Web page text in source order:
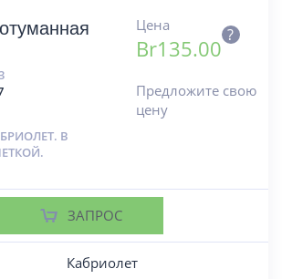
В
Цена
Br135.00
?
Предложите свою
цену
ЗАПРОС
Кабриолет